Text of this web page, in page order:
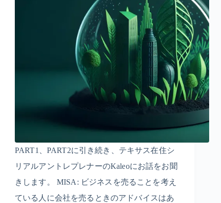
PART1、PART2に引き続き、テキサス在住シ
リアルアントレプレナーのKaleoにお話をお聞
きします。 MISA: ビジネスを売ることを考え
ている人に会社を売るときのアドバイスはあ